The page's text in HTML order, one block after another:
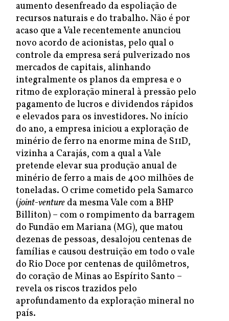
aumento desenfreado da espoliação de
recursos naturais e do trabalho. Não é por
acaso que a Vale recentemente anunciou
novo acordo de acionistas, pelo qual o
controle da empresa será pulverizado nos
mercados de capitais, alinhando
integralmente os planos da empresa e o
ritmo de exploração mineral à pressão pelo
pagamento de lucros e dividendos rápidos
e elevados para os investidores. No início
do ano, a empresa iniciou a exploração de
minério de ferro na enorme mina de S11D,
vizinha a Carajás, com a qual a Vale
pretende elevar sua produção anual de
minério de ferro a mais de 400 milhões de
toneladas. O crime cometido pela Samarco
(joint-venture da mesma Vale com a BHP
Billiton) – com o rompimento da barragem
do Fundão em Mariana (MG), que matou
dezenas de pessoas, desalojou centenas de
famílias e causou destruição em todo o vale
do Rio Doce por centenas de quilômetros,
do coração de Minas ao Espírito Santo –
revela os riscos trazidos pelo
aprofundamento da exploração mineral no
país.